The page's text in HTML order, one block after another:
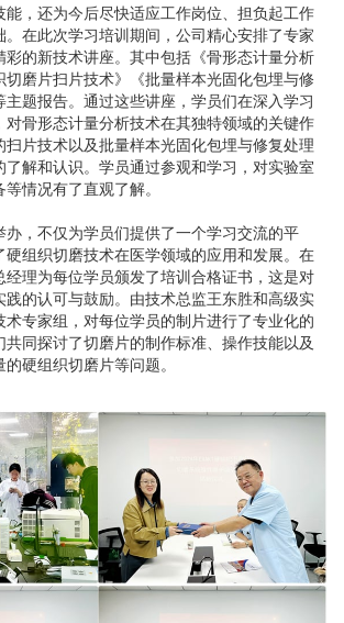
能，还为今后尽快适应工作岗位、担负起工作
。在此次学习培训期间，公司精心安排了专家
彩的新技术讲座。其中包括《骨形态计量分析
切磨片扫片技术》《批量样本光固化包埋与修
主题报告。通过这些讲座，学员们在深入学习
对骨形态计量分析技术在其独特领域的关键作
扫片技术以及批量样本光固化包埋与修复处理
了解和认识。学员通过参观和学习，对实验室
情况有了直观了解。
办，不仅为学员们提供了一个学习交流的平
硬组织切磨技术在医学领域的应用和发展。在
经理为每位学员颁发了培训合格证书，这是对
践的认可与鼓励。由技术总监王东胜和高级实
术专家组，对每位学员的制片进行了专业化的
共同探讨了切磨片的制作标准、操作技能以及
硬组织切磨片等问题。